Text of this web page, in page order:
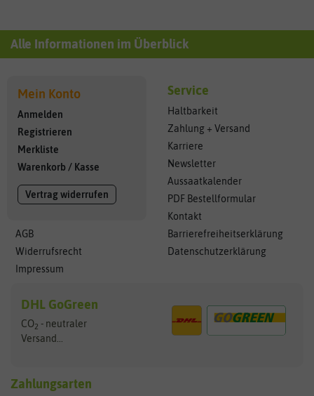
Alle Informationen im Überblick
Mein Konto
Anmelden
Registrieren
Merkliste
Warenkorb / Kasse
Vertrag widerrufen
AGB
Widerrufsrecht
Impressum
Service
Haltbarkeit
Zahlung + Versand
Karriere
Newsletter
Aussaatkalender
PDF Bestellformular
Kontakt
Barrierefreiheitserklärung
Datenschutzerklärung
DHL GoGreen
CO2 - neutraler
Versand...
Zahlungsarten